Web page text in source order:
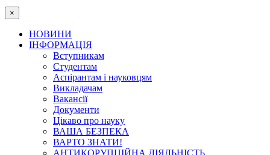
×
НОВИНИ
ІНФОРМАЦІЯ
Вступникам
Студентам
Аспірантам і науковцям
Викладачам
Вакансії
Документи
Цікаво про науку
ВАША БЕЗПЕКА
ВАРТО ЗНАТИ!
АНТИКОРУПЦІЙНА ДІЯЛЬНІСТЬ